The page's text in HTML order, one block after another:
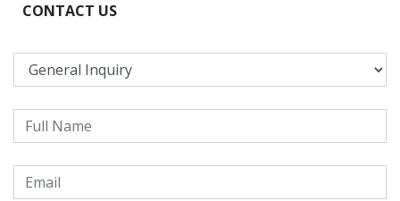
CONTACT US